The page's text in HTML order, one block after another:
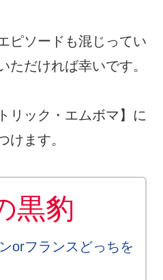
ピソードも混じってい
ただければ幸いです。
リック・エムボマ】に
けます。
黒豹
orフランスどっちを